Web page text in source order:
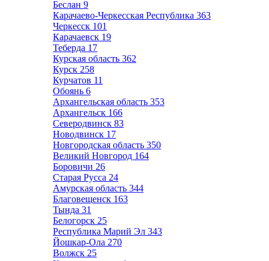
Беслан 9
Карачаево-Черкесская Республика 363
Черкесск 101
Карачаевск 19
Теберда 17
Курская область 362
Курск 258
Курчатов 11
Обоянь 6
Архангельская область 353
Архангельск 166
Северодвинск 83
Новодвинск 17
Новгородская область 350
Великий Новгород 164
Боровичи 26
Старая Русса 24
Амурская область 344
Благовещенск 163
Тында 31
Белогорск 25
Республика Марий Эл 343
Йошкар-Ола 270
Волжск 25